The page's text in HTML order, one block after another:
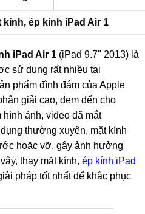
ép kính iPad Air 1
iPad Air 1 (iPad 9.7" 2013) là
sử dụng rất nhiều tại
phẩm đình đám của Apple
giải cao, đem đến cho
ảnh, video đã mắt
thường xuyên, mặt kính
hoặc vỡ, gây ảnh hưởng
thay mặt kính, ép kính iPad
pháp tốt nhất để khắc phục